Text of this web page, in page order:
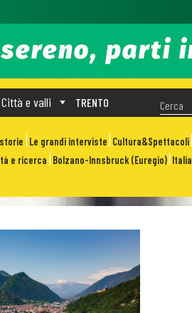
TRENTO
Città e valli
Le grandi interviste Cultura&Spettacoli
e ricerca Bolzano-Innsbruck (Euregio) Italia